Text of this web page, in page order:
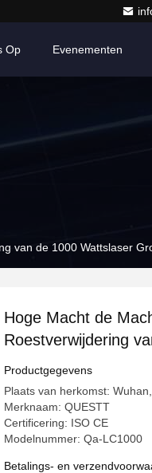
Op Evenementen
van de 1000 Wattslaser
Hoge Macht de
Roestverwijdering
Gebieds Brede
Productgegevens
Plaats van herkomst:
Merknaam: QUESTT
Certificering: ISO CE
Modelnummer: Qa-LC1000
Betalings- en